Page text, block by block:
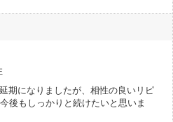
期になりましたが、相性の良いリピ
後もしっかりと続けたいと思いま